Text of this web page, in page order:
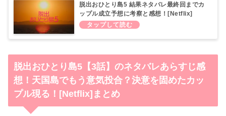
脱出おひとり島5 結果ネタバレ最終回までカ
ップル成立予想に考察と感想！[Netflix]
脱出おひとり島5【3話】のネタバレあらすじ感
想！天国島でもう意気投合？決意を固めたカッ
プル現る！[Netflix]まとめ